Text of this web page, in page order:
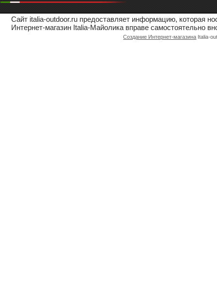
Сайт italia-outdoor.ru предоставляет информацию, которая
Интернет-магазин Italia-Майолика вправе самостоятельно
Создание Интернет-магазина Italia-